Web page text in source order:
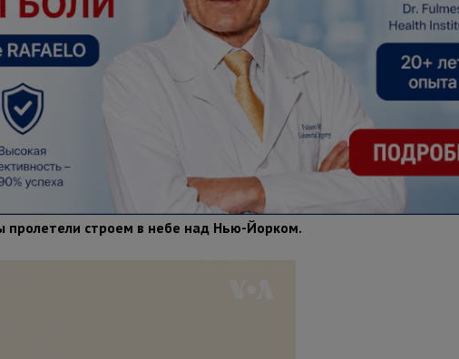
пролетели строем в небе над Нью-Йорком.